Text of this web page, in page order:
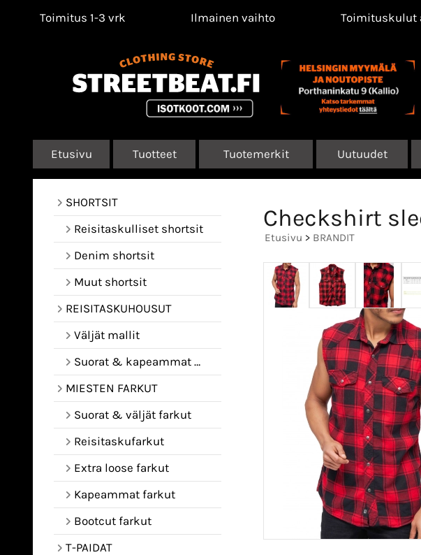
Toimitus 1-3 vrk Ilmainen vaihto Toimituskulut
Etusivu Tuotteet Tuotemerkit Uutuudet
SHORTSIT
Reisitaskulliset shortsit
Denim shortsit
Muut shortsit
REISITASKUHOUSUT
Väljät mallit
Suorat & kapeammat mallit
MIESTEN FARKUT
Suorat & väljät farkut
Reisitaskufarkut
Extra loose farkut
Kapeammat farkut
Bootcut farkut
T-PAIDAT
Checkshirt
Etusivu > BRANDIT